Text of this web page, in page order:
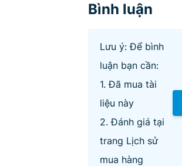
Bình luận
Lưu ý: Để bình
luận bạn cần:
1. Đã mua tài
liệu này
2. Đánh giá tại
trang Lịch sử
mua hàng